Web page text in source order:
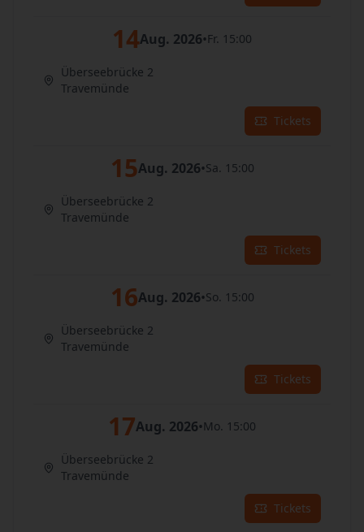
14Aug. 2026•Fr. 15:00
Überseebrücke 2
Travemünde
Tickets
15Aug. 2026•Sa. 15:00
Überseebrücke 2
Travemünde
Tickets
16Aug. 2026•So. 15:00
Überseebrücke 2
Travemünde
Tickets
17Aug. 2026•Mo. 15:00
Überseebrücke 2
Travemünde
Tickets